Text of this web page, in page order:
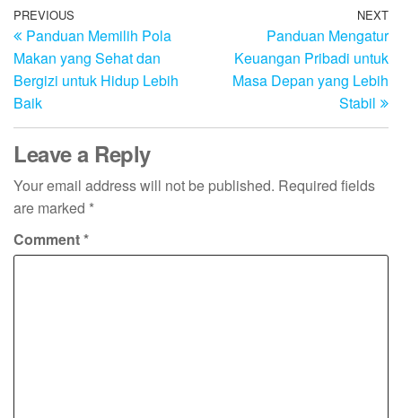
Post
navigation
Previous
Post
PREVIOUS
Panduan Memilih Pola
Makan yang Sehat dan
Bergizi untuk Hidup Lebih
Baik
NEXT
Panduan Mengatur
Keuangan Pribadi untuk
Masa Depan yang Lebih
Stabil
Leave a Reply
Your email address will not be published. Required fields
are marked *
Comment*